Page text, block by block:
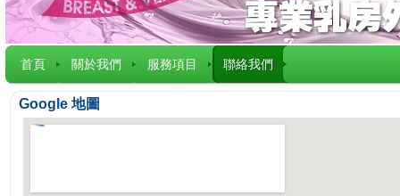
首頁 關於我們 服務項目 聯絡我們
Google 地圖